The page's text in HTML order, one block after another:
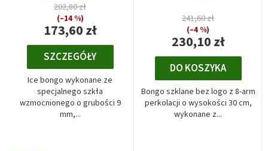
173,60 zł
202,80 zł
(–14 %)
SZCZEGÓŁY
Ice bongo wykonane ze
specjalnego szkła
wzmocnionego o grubości 9
mm,...
230,10 zł
241,60 zł
(–4 %)
DO KOSZYKA
Bongo szklane bez logo z 8-arm
perkolacji o wysokości 30 cm,
wykonane z...